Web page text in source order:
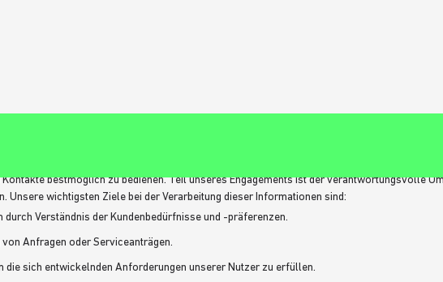
bestmöglich zu bedienen. Teil unseres Engagements ist der verantwortungsvolle
Unsere wichtigsten Ziele bei der Verarbeitung dieser Informationen sind:
Verständnis der Kundenbedürfnisse und -präferenzen.
Anfragen oder Serviceanträgen.
die sich entwickelnden Anforderungen unserer Nutzer zu erfüllen.